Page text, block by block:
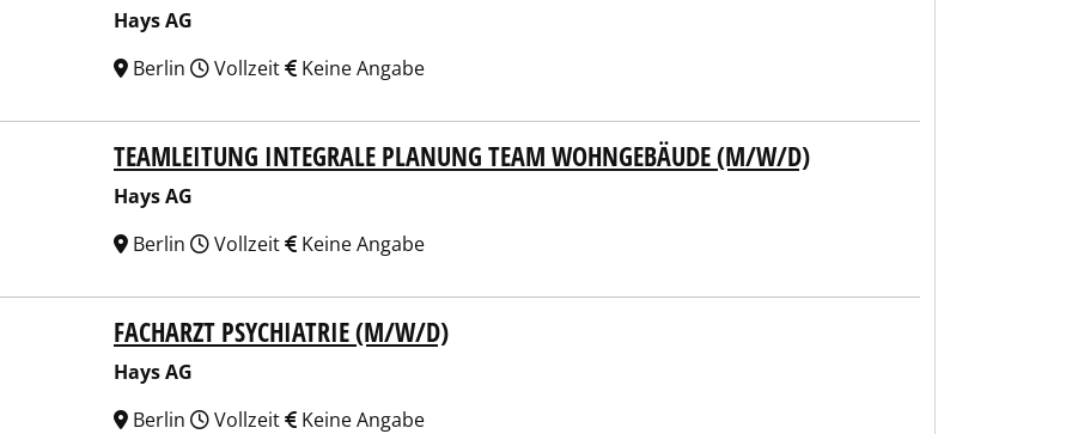
Hays AG
Berlin
Vollzeit Keine Angabe
TEAMLEITUNG INTEGRALE PLANUNG TEAM WOHNGEBÄUDE (M/W/D)
Hays AG
Berlin
Vollzeit Keine Angabe
FACHARZT PSYCHIATRIE (M/W/D)
Hays AG
Berlin
Vollzeit Keine Angabe